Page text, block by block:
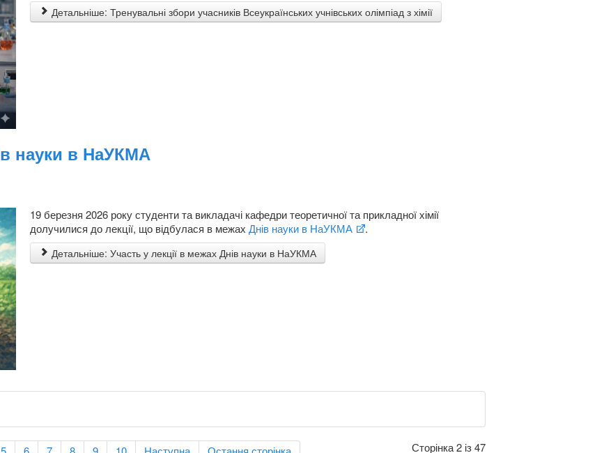
Детальніше: Тренувальні збори учасників Всеукраїнських учнівських олімпіад з хімії
науки в НаУКМА
19 березня 2026 року студенти та викладачі кафедри теоретичної та прикладної хімії
долучилися до лекції, що відбулася в межах Днів науки в НаУКМА .
Детальніше: Участь у лекції в межах Днів науки в НаУКМА
Сторінка 2 із 47